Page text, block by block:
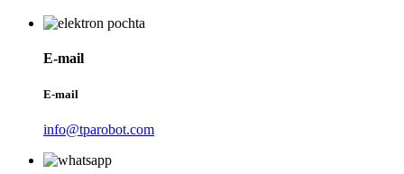
E-mail
E-mail
info@tparobot.com